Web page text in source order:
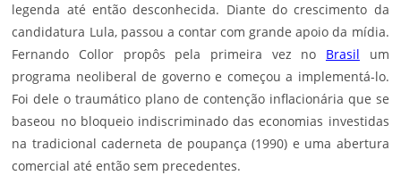
legenda até então desconhecida. Diante do crescimento da
candidatura Lula, passou a contar com grande apoio da mídia.
Fernando Collor propôs pela primeira vez no Brasil um
programa neoliberal de governo e começou a implementá-lo.
Foi dele o traumático plano de contenção inflacionária que se
baseou no bloqueio indiscriminado das economias investidas
na tradicional caderneta de poupança (1990) e uma abertura
comercial até então sem precedentes.